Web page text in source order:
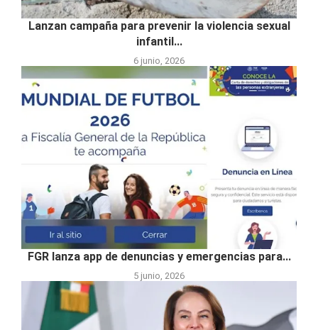
Lanzan campaña para prevenir la violencia sexual
infantil...
6 junio, 2026
FGR lanza app de denuncias y emergencias para...
5 junio, 2026